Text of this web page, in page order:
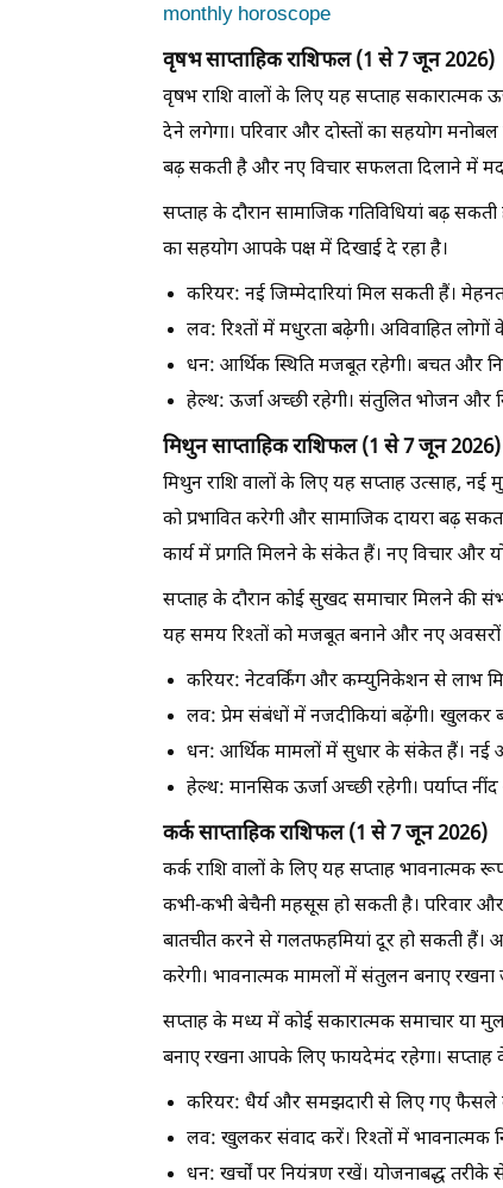
monthly horoscope
वृषभ साप्ताहिक राशिफल (1 से 7 जून 2026)
वृषभ राशि वालों के लिए यह सप्ताह सकारात्मक
देने लगेगा। परिवार और दोस्तों का सहयोग
बढ़ सकती है और नए विचार सफलता दिलाने में
सप्ताह के दौरान सामाजिक गतिविधियां बढ़
का सहयोग आपके पक्ष में दिखाई दे रहा है।
करियर: नई जिम्मेदारियां मिल सकती हैं।
लव: रिश्तों में मधुरता बढ़ेगी। अविवाहित
धन: आर्थिक स्थिति मजबूत रहेगी। बचत और
हेल्थ: ऊर्जा अच्छी रहेगी। संतुलित भोजन और
मिथुन साप्ताहिक राशिफल (1 से 7 जून 2026)
मिथुन राशि वालों के लिए यह सप्ताह उत्साह,
को प्रभावित करेगी और सामाजिक दायरा बढ़
कार्य में प्रगति मिलने के संकेत हैं। नए विचार और
सप्ताह के दौरान कोई सुखद समाचार मिलने की
यह समय रिश्तों को मजबूत बनाने और नए
करियर: नेटवर्किंग और कम्युनिकेशन से लाभ
लव: प्रेम संबंधों में नजदीकियां बढ़ेंगी। खुलकर
धन: आर्थिक मामलों में सुधार के संकेत हैं। नई
हेल्थ: मानसिक ऊर्जा अच्छी रहेगी। पर्याप्त
कर्क साप्ताहिक राशिफल (1 से 7 जून 2026)
कर्क राशि वालों के लिए यह सप्ताह
कभी-कभी बेचैनी महसूस हो सकती है। परिवार
बातचीत करने से गलतफहमियां दूर हो सकती हैं।
करेगी। भावनात्मक मामलों में संतुलन बनाए रखना
सप्ताह के मध्य में कोई सकारात्मक समाचार या
बनाए रखना आपके लिए फायदेमंद रहेगा। सप्ताह
करियर: धैर्य और समझदारी से लिए गए फैसले
लव: खुलकर संवाद करें। रिश्तों में भावनात्मक
धन: खर्चों पर नियंत्रण रखें। योजनाबद्ध